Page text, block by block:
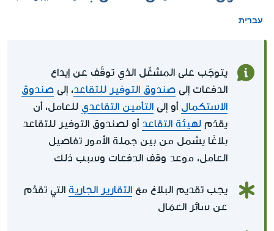
עברית
يتوجّب على المشغّل الذي توقّف عن إيداع
الدفعات إلى صندوق التوفير للتقاعد، إلى صندوق
الاستكمال أو إلى التأمين التقاعدي للعامل، أن
يقدّم لهيئة التقاعد أو لصندوق التوفير للتقاعد
بلاغًا يشمل من بين جملة الأمور تفاصيل
العامل، موعد وقف الدفعات وسبب ذلك
يجب تقديم البلاغ مع التقارير الجارية التي تقدَّم
عن سائر العمّال